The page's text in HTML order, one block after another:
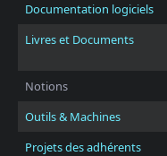
Documentation logiciels
Livres et Documents
Notions
Outils & Machines
Projets des adhérents